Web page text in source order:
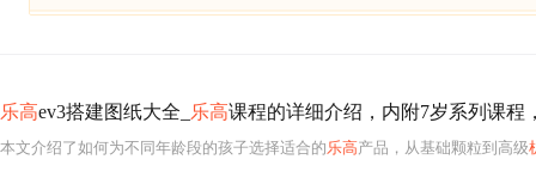
乐高ev3搭建图纸大全_ 乐高课程的详细介绍，内附7岁系列课程
本文介绍了如何为不同年龄段的孩子选择适合的乐高产品，从基础颗粒到高级